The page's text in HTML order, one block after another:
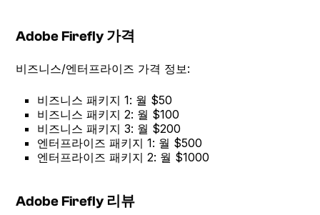
Adobe Firefly 가격
비즈니스/엔터프라이즈 가격 정보:
비즈니스 패키지 1: 월 $50
비즈니스 패키지 2: 월 $100
비즈니스 패키지 3: 월 $200
엔터프라이즈 패키지 1: 월 $500
엔터프라이즈 패키지 2: 월 $1000
Adobe Firefly 리뷰